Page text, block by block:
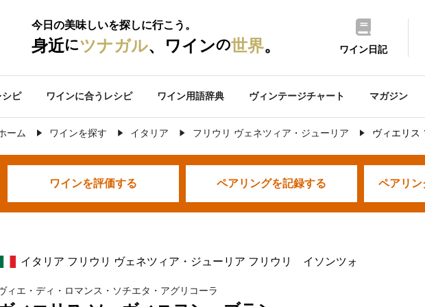
今日の美味しいを探しに行こう。
身近にツナガル、ワインの世界。 ワイン日記
ピ ワインに合うレシピ ワイン用語辞典 ヴィンテージチャート マガジン
ーム ワインを探す イタリア フリウリ ヴェネツィア・ジューリア ヴィエリス
ワインを評価する ペアリングを記録する ペアリン
イタリア フリウリ ヴェネツィア・ジューリア フリウリ イソンツォ
ィエ・ディ・ロマンス・ソチエタ・アグリコーラ